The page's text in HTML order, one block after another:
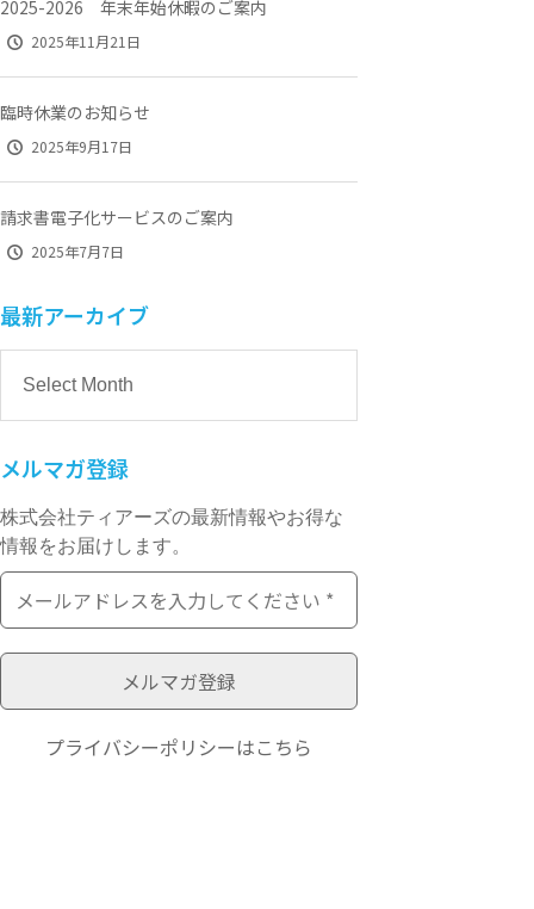
2025-2026 年末年始休暇のご案内
2025年11月21日
臨時休業のお知らせ
2025年9月17日
請求書電子化サービスのご案内
2025年7月7日
最新アーカイブ
メルマガ登録
株式会社ティアーズの最新情報やお得な
情報をお届けします。
プライバシーポリシーはこちら